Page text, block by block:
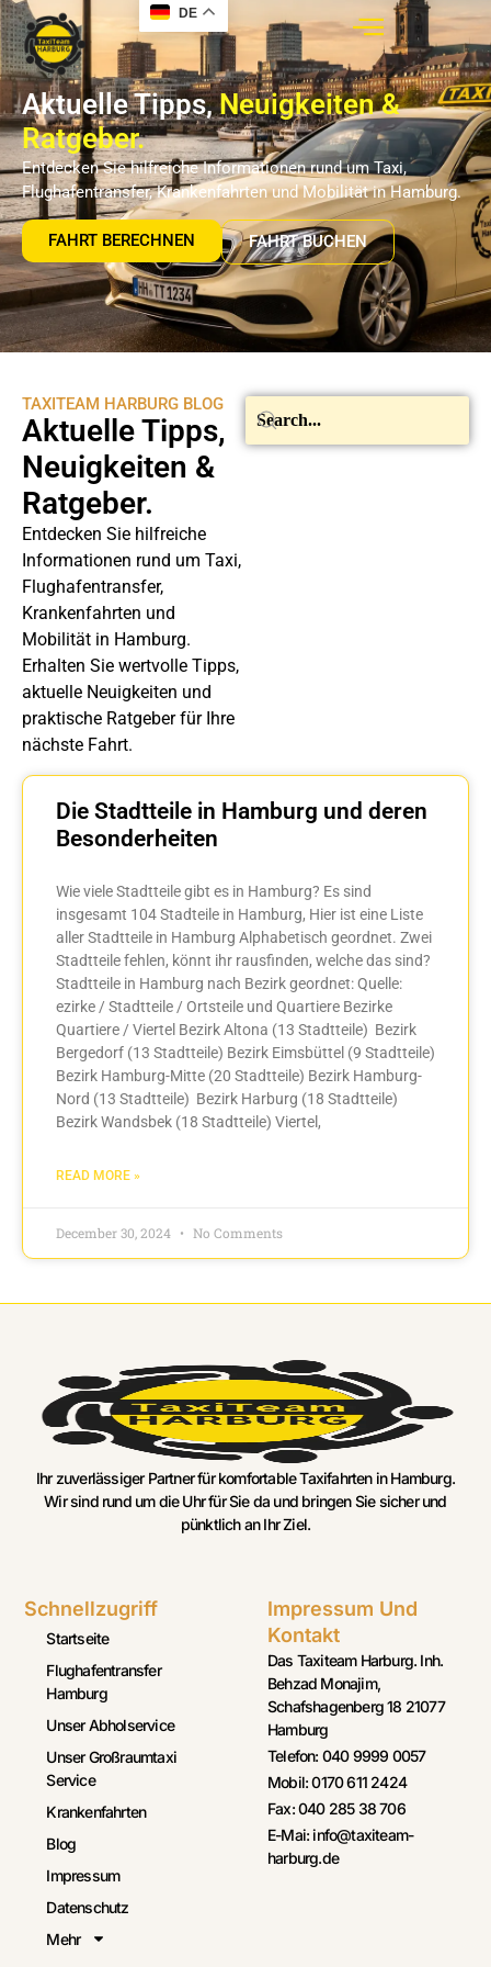
DE
Aktuelle Tipps,Neuigkeiten &
Ratgeber.
Entdecken Sie hilfreiche Informationen rund um Taxi,
Flughafentransfer, Krankenfahrten und Mobilität in Hamburg.
FAHRT BERECHNEN FAHRT BUCHEN
TAXITEAM HARBURG BLOG
Aktuelle Tipps,
Neuigkeiten &
Ratgeber.
Entdecken Sie hilfreiche
Informationen rund um Taxi,
Flughafentransfer,
Krankenfahrten und
Mobilität in Hamburg.
Erhalten Sie wertvolle Tipps,
aktuelle Neuigkeiten und
praktische Ratgeber für Ihre
nächste Fahrt.
Die Stadtteile in Hamburg und deren
Besonderheiten
Wie viele Stadtteile gibt es in Hamburg? Es sind
insgesamt 104 Stadteile in Hamburg, Hier ist eine Liste
aller Stadtteile in Hamburg Alphabetisch geordnet. Zwei
Stadtteile fehlen, könnt ihr rausfinden, welche das sind?
Stadtteile in Hamburg nach Bezirk geordnet: Quelle:
ezirke / Stadtteile / Ortsteile und Quartiere Bezirke
Quartiere / Viertel Bezirk Altona (13 Stadtteile) Bezirk
Bergedorf (13 Stadtteile) Bezirk Eimsbüttel (9 Stadtteile)
Bezirk Hamburg-Mitte (20 Stadtteile) Bezirk Hamburg-
Nord (13 Stadtteile) Bezirk Harburg (18 Stadtteile)
Bezirk Wandsbek (18 Stadtteile) Viertel,
READ MORE »
December 30, 2024 No Comments
Ihr zuverlässiger Partner für komfortable Taxifahrten in Hamburg.
Wir sind rund um die Uhr für Sie da und bringen Sie sicher und
pünktlich an Ihr Ziel.
Schnellzugriff
Startseite
Flughafentransfer
Hamburg
Unser Abholservice
Unser Großraumtaxi
Service
Krankenfahrten
Blog
Impressum
Datenschutz
Mehr
Impressum Und
Kontakt
Das Taxiteam Harburg. Inh.
Behzad Monajim,
Schafshagenberg 18 21077
Hamburg
Telefon: 040 9999 0057
Mobil: 0170 611 2424
Fax: 040 285 38 706
E-Mai: info@taxiteam-
harburg.de